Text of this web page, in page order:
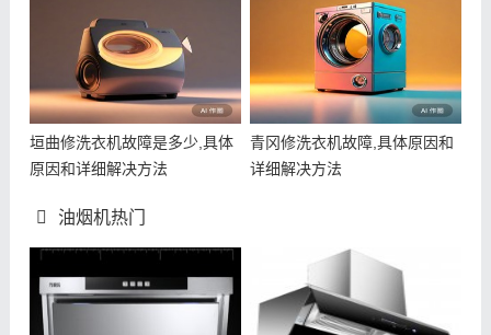
垣曲修洗衣机故障是多少,具体
原因和详细解决方法
青冈修洗衣机故障,具体原因和
详细解决方法
油烟机热门